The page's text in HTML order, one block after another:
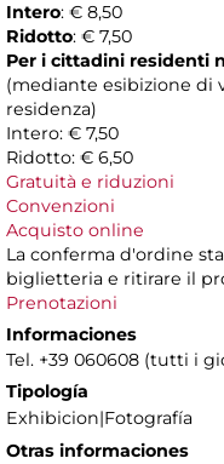
Intero: € 8,50
Ridotto: € 7,50
Per i cittadini residenti
(mediante esibizione di
residenza)
Intero: € 7,50
Ridotto: € 6,50
Gratuità e riduzioni
Convenzioni
Acquisto online
La conferma d'ordine
biglietteria e ritirare il
Prenotazioni
Informaciones
Tel. +39 060608 (tutti i
Tipología
Exhibicion|Fotografía
Otras informaciones